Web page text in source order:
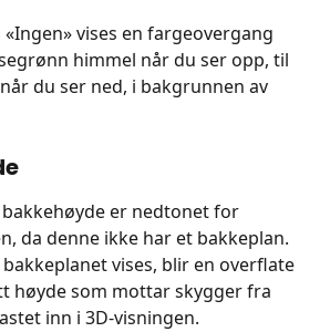
vises en fargeovergang
himmel når du ser opp, til
du ser ned, i bakgrunnen av
er nedtonet for
da denne ikke har et bakkeplan.
vises, blir en overflate
høyde som mottar skygger fra
inn i 3D-visningen.